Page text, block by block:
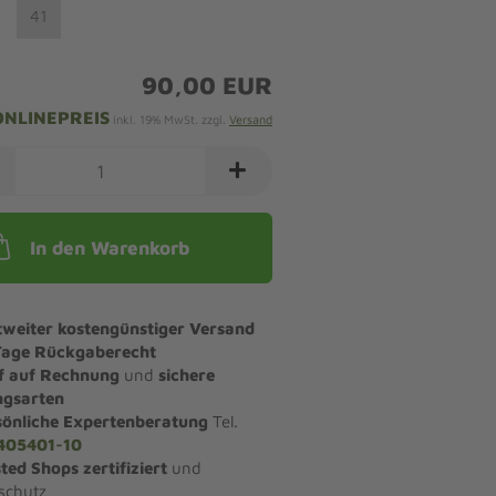
41
90,00 EUR
inkl. 19% MwSt. zzgl. Versand
In den Warenkorb
kostengünstiger Versand
Rückgaberecht
auf Rechnung und sichere
Expertenberatung Tel.
10
Shops zertifiziertund